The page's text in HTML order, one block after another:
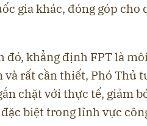
gia khác, đóng góp cho
đó, khẳng định FPT là
và rất cần thiết, Phó Thủ
chặt với thực tế, giảm
biệt trong lĩnh vực